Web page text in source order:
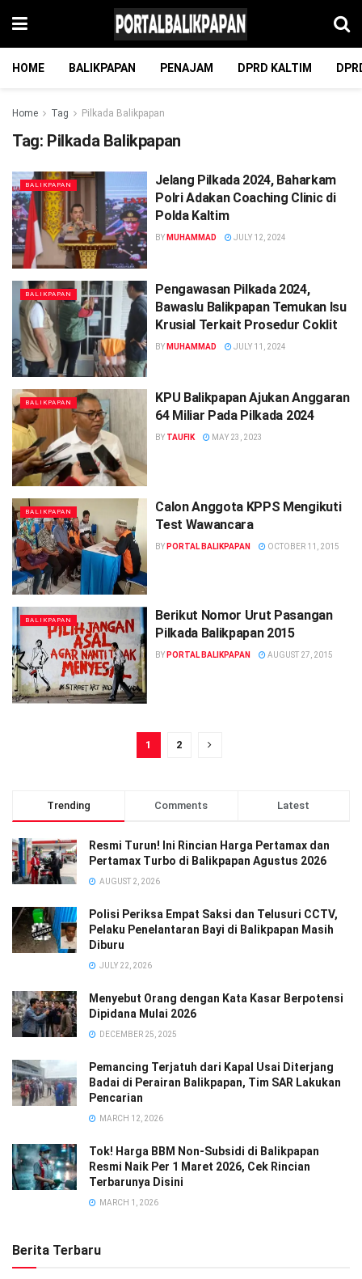
HOME BALIKPAPAN PENAJAM DPRD KALTIM
Home Tag Pilkada Balikpapan
Tag: Pilkada Balikpapan
BALIKPAPAN
Jelang Pilkada 2024, Baharkam
Polri Adakan Coaching Clinic di
Polda Kaltim
BY MUHAMMAD JULY 12, 2024
BALIKPAPAN
Pengawasan Pilkada 2024,
Bawaslu Balikpapan Temukan Isu
Krusial Terkait Prosedur Coklit
BY MUHAMMAD JULY 11, 2024
BALIKPAPAN
KPU Balikpapan Ajukan Anggaran
64 Miliar Pada Pilkada 2024
BY TAUFIK MAY 23, 2023
BALIKPAPAN
Calon Anggota KPPS Mengikuti
Test Wawancara
BY PORTAL BALIKPAPAN OCTOBER 11, 2015
BALIKPAPAN
Berikut Nomor Urut Pasangan
Pilkada Balikpapan 2015
BY PORTAL BALIKPAPAN AUGUST 27, 2015
1 2
Trending Comments Latest
Resmi Turun! Ini Rincian Harga Pertamax dan
Pertamax Turbo di Balikpapan Agustus 2026
AUGUST 2, 2026
Polisi Periksa Empat Saksi dan Telusuri CCTV,
Pelaku Penelantaran Bayi di Balikpapan Masih
Diburu
JULY 22, 2026
Menyebut Orang dengan Kata Kasar Berpotensi
Dipidana Mulai 2026
DECEMBER 25, 2025
Pemancing Terjatuh dari Kapal Usai Diterjang
Badai di Perairan Balikpapan, Tim SAR Lakukan
Pencarian
MARCH 12, 2026
Tok! Harga BBM Non-Subsidi di Balikpapan
Resmi Naik Per 1 Maret 2026, Cek Rincian
Terbarunya Disini
MARCH 1, 2026
Berita Terbaru